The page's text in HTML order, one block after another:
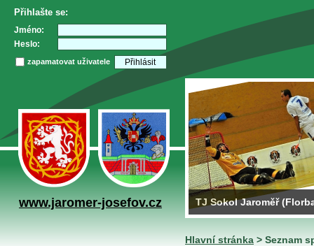
Přihlašte se:
Jméno:
Heslo:
zapamatovat uživatele
www.jaromer-josefov.cz TJ Sokol Jaroměř
Hlavní stránka > Seznam